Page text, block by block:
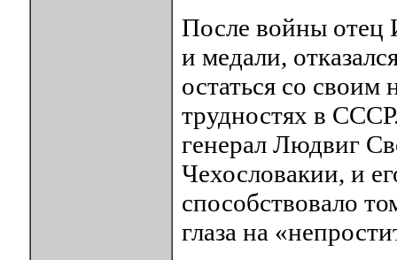
После войны отец
и медали,
остаться со
трудностях в
генерал Людвиг
Чехословакии, и
способствовало
глаза на